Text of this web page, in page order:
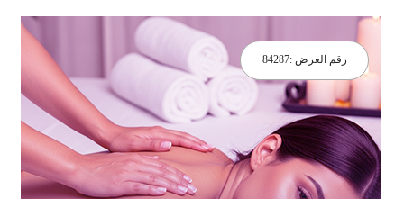
رقم العرض :84287